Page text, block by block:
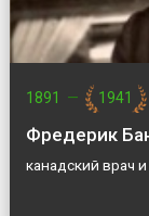
1891 — 1941
Фредерик
канадский врач